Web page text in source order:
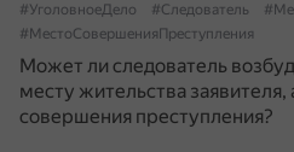
#УголовноеДело
#Следователь
#МестоСовершенияПреступления
Может ли следователь
месту жительства заявителя,
совершения преступления?